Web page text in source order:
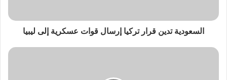
السعودية تدين قرار تركيا إرسال قوات عسكرية إلى ليبيا